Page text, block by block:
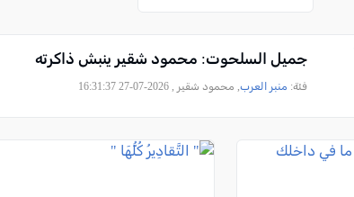
جميل السلحوت: محمود شقير ينبش ذاكرته
فئة: منبر العرب, محمود شقير , 2026-07-27 16:31:37